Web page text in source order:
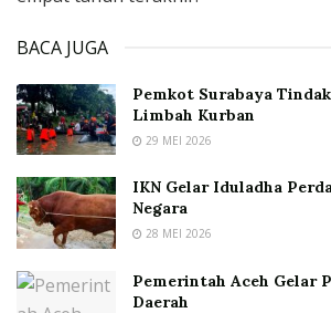
BACA JUGA
Pemkot Surabaya
Limbah Kurban
29 MEI 2026
IKN Gelar Iduladha
Negara
28 MEI 2026
Pemerintah Aceh Gelar
Daerah